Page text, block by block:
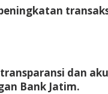
dan
Bank Jatim.